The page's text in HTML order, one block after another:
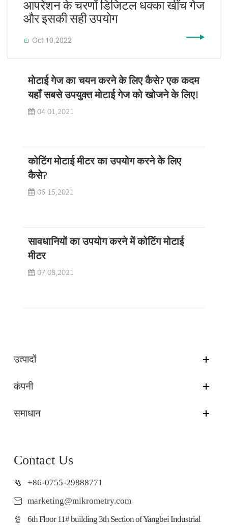
आपरेशन के चरणों डिजिटल धक्का खींच गेज
और इसकी सही उपयोग
 Oct 10,2022
मोटाई गेज का चयन करने के लिए कैसे? एक कदम
यहाँ सबसे उपयुक्त मोटाई गेज को खोजने के लिए!
04 01,2021
कोटिंग मोटाई मीटर का उपयोग करने के लिए
कैसे?
06 15,2021
सावधानियों का उपयोग करने में कोटिंग मोटाई
मीटर
07 08,2021
उत्पादों
कंपनी
समाधान
Contact Us
+86-0755-29888771
marketing@mikrometry.com
6th Floor 11# building 3th Section of Yangbei Industrial